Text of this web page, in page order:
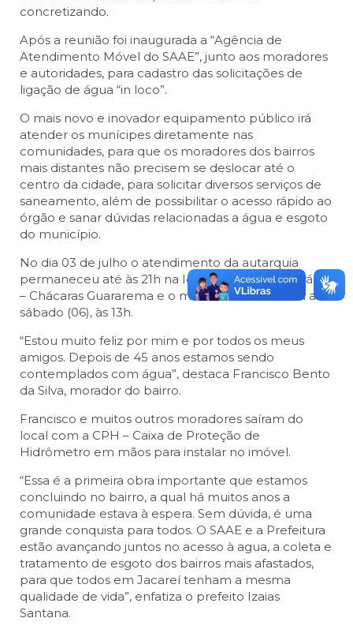
concretizando.
Após a reunião foi inaugurada a “Agência de
Atendimento Móvel do SAAE”, junto aos moradores
e autoridades, para cadastro das solicitações de
ligação de água “in loco”.
O mais novo e inovador equipamento público irá
atender os munícipes diretamente nas
comunidades, para que os moradores dos bairros
mais distantes não precisem se deslocar até o
centro da cidade, para solicitar diversos serviços de
saneamento, além de possibilitar o acesso rápido ao
órgão e sanar dúvidas relacionadas a água e esgoto
do município.
No dia 03 de julho o atendimento da autarquia
permaneceu até às 21h na Igreja São José Operário
– Chácaras Guararema e o mesmo se estenderá até
sábado (06), às 13h.
“Estou muito feliz por mim e por todos os meus
amigos. Depois de 45 anos estamos sendo
contemplados com água”, destaca Francisco Bento
da Silva, morador do bairro.
Francisco e muitos outros moradores saíram do
local com a CPH – Caixa de Proteção de
Hidrômetro em mãos para instalar no imóvel.
“Essa é a primeira obra importante que estamos
concluindo no bairro, a qual há muitos anos a
comunidade estava à espera. Sem dúvida, é uma
grande conquista para todos. O SAAE e a Prefeitura
estão avançando juntos no acesso à agua, a coleta e
tratamento de esgoto dos bairros mais afastados,
para que todos em Jacareí tenham a mesma
qualidade de vida”, enfatiza o prefeito Izaias
Santana.